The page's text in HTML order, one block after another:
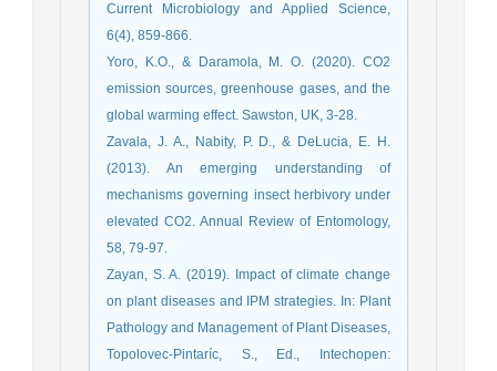
Current Microbiology and Applied Science,
6(4), 859-866.
Yoro, K.O., & Daramola, M. O. (2020). CO2
emission sources, greenhouse gases, and the
global warming effect. Sawston, UK, 3-28.
Zavala, J. A., Nabity, P. D., & DeLucia, E. H.
(2013). An emerging understanding of
mechanisms governing insect herbivory under
elevated CO2. Annual Review of Entomology,
58, 79-97.
Zayan, S. A. (2019). Impact of climate change
on plant diseases and IPM strategies. In: Plant
Pathology and Management of Plant Diseases,
Topolovec-Pintaríc, S., Ed., Intechopen: